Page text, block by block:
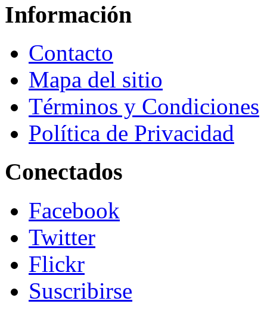
Información
Contacto
Mapa del sitio
Términos y Condiciones
Política de Privacidad
Conectados
Facebook
Twitter
Flickr
Suscribirse